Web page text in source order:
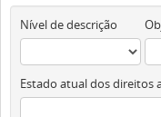
Nível de descrição